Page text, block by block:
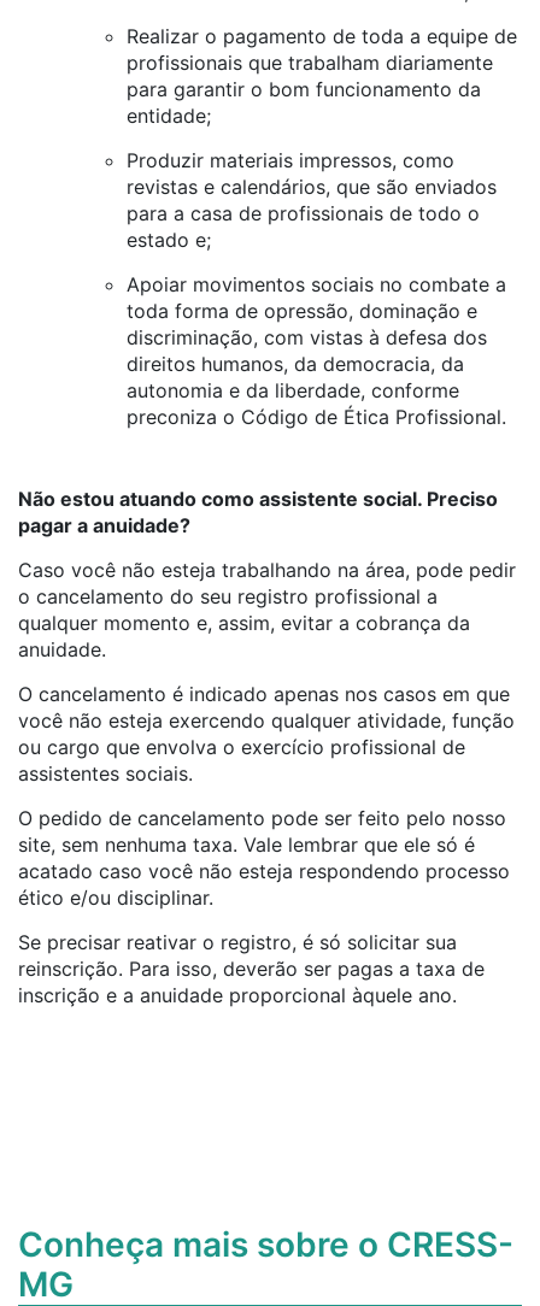
Realizar o pagamento de toda a equipe de
profissionais que trabalham diariamente
para garantir o bom funcionamento da
entidade;
Produzir materiais impressos, como
revistas e calendários, que são enviados
para a casa de profissionais de todo o
estado e;
Apoiar movimentos sociais no combate a
toda forma de opressão, dominação e
discriminação, com vistas à defesa dos
direitos humanos, da democracia, da
autonomia e da liberdade, conforme
preconiza o Código de Ética Profissional.
Não estou atuando como assistente social. Preciso
pagar a anuidade?
Caso você não esteja trabalhando na área, pode pedir
o cancelamento do seu registro profissional a
qualquer momento e, assim, evitar a cobrança da
anuidade.
O cancelamento é indicado apenas nos casos em que
você não esteja exercendo qualquer atividade, função
ou cargo que envolva o exercício profissional de
assistentes sociais.
O pedido de cancelamento pode ser feito pelo nosso
site, sem nenhuma taxa. Vale lembrar que ele só é
acatado caso você não esteja respondendo processo
ético e/ou disciplinar.
Se precisar reativar o registro, é só solicitar sua
reinscrição. Para isso, deverão ser pagas a taxa de
inscrição e a anuidade proporcional àquele ano.
Conheça mais sobre o CRESS-
MG